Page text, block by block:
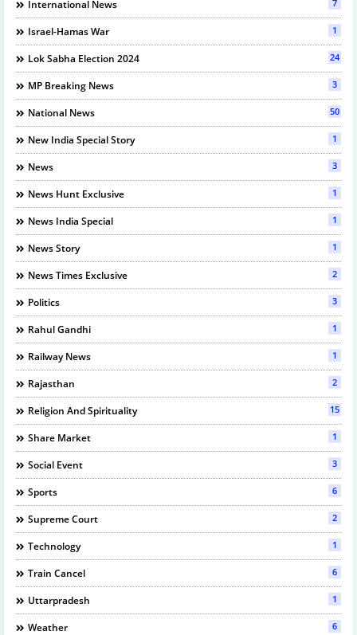
International News 7
Israel-Hamas War 1
Lok Sabha Election 2024 24
MP Breaking News 3
National News 50
New India Special Story 1
News 3
News Hunt Exclusive 1
News India Special 1
News Story 1
News Times Exclusive 2
Politics 3
Rahul Gandhi 1
Railway News 1
Rajasthan 2
Religion And Spirituality 15
Share Market 1
Social Event 3
Sports 6
Supreme Court 2
Technology 1
Train Cancel 6
Uttarpradesh 1
Weather 6